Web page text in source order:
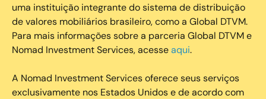
uma instituição integrante do sistema de distribuição
de valores mobiliários brasileiro, como a Global DTVM.
Para mais informações sobre a parceria Global DTVM e
Nomad Investment Services, acesseaqui.
A Nomad Investment Services oferece seus serviços
exclusivamente nos Estados Unidos e de acordo com